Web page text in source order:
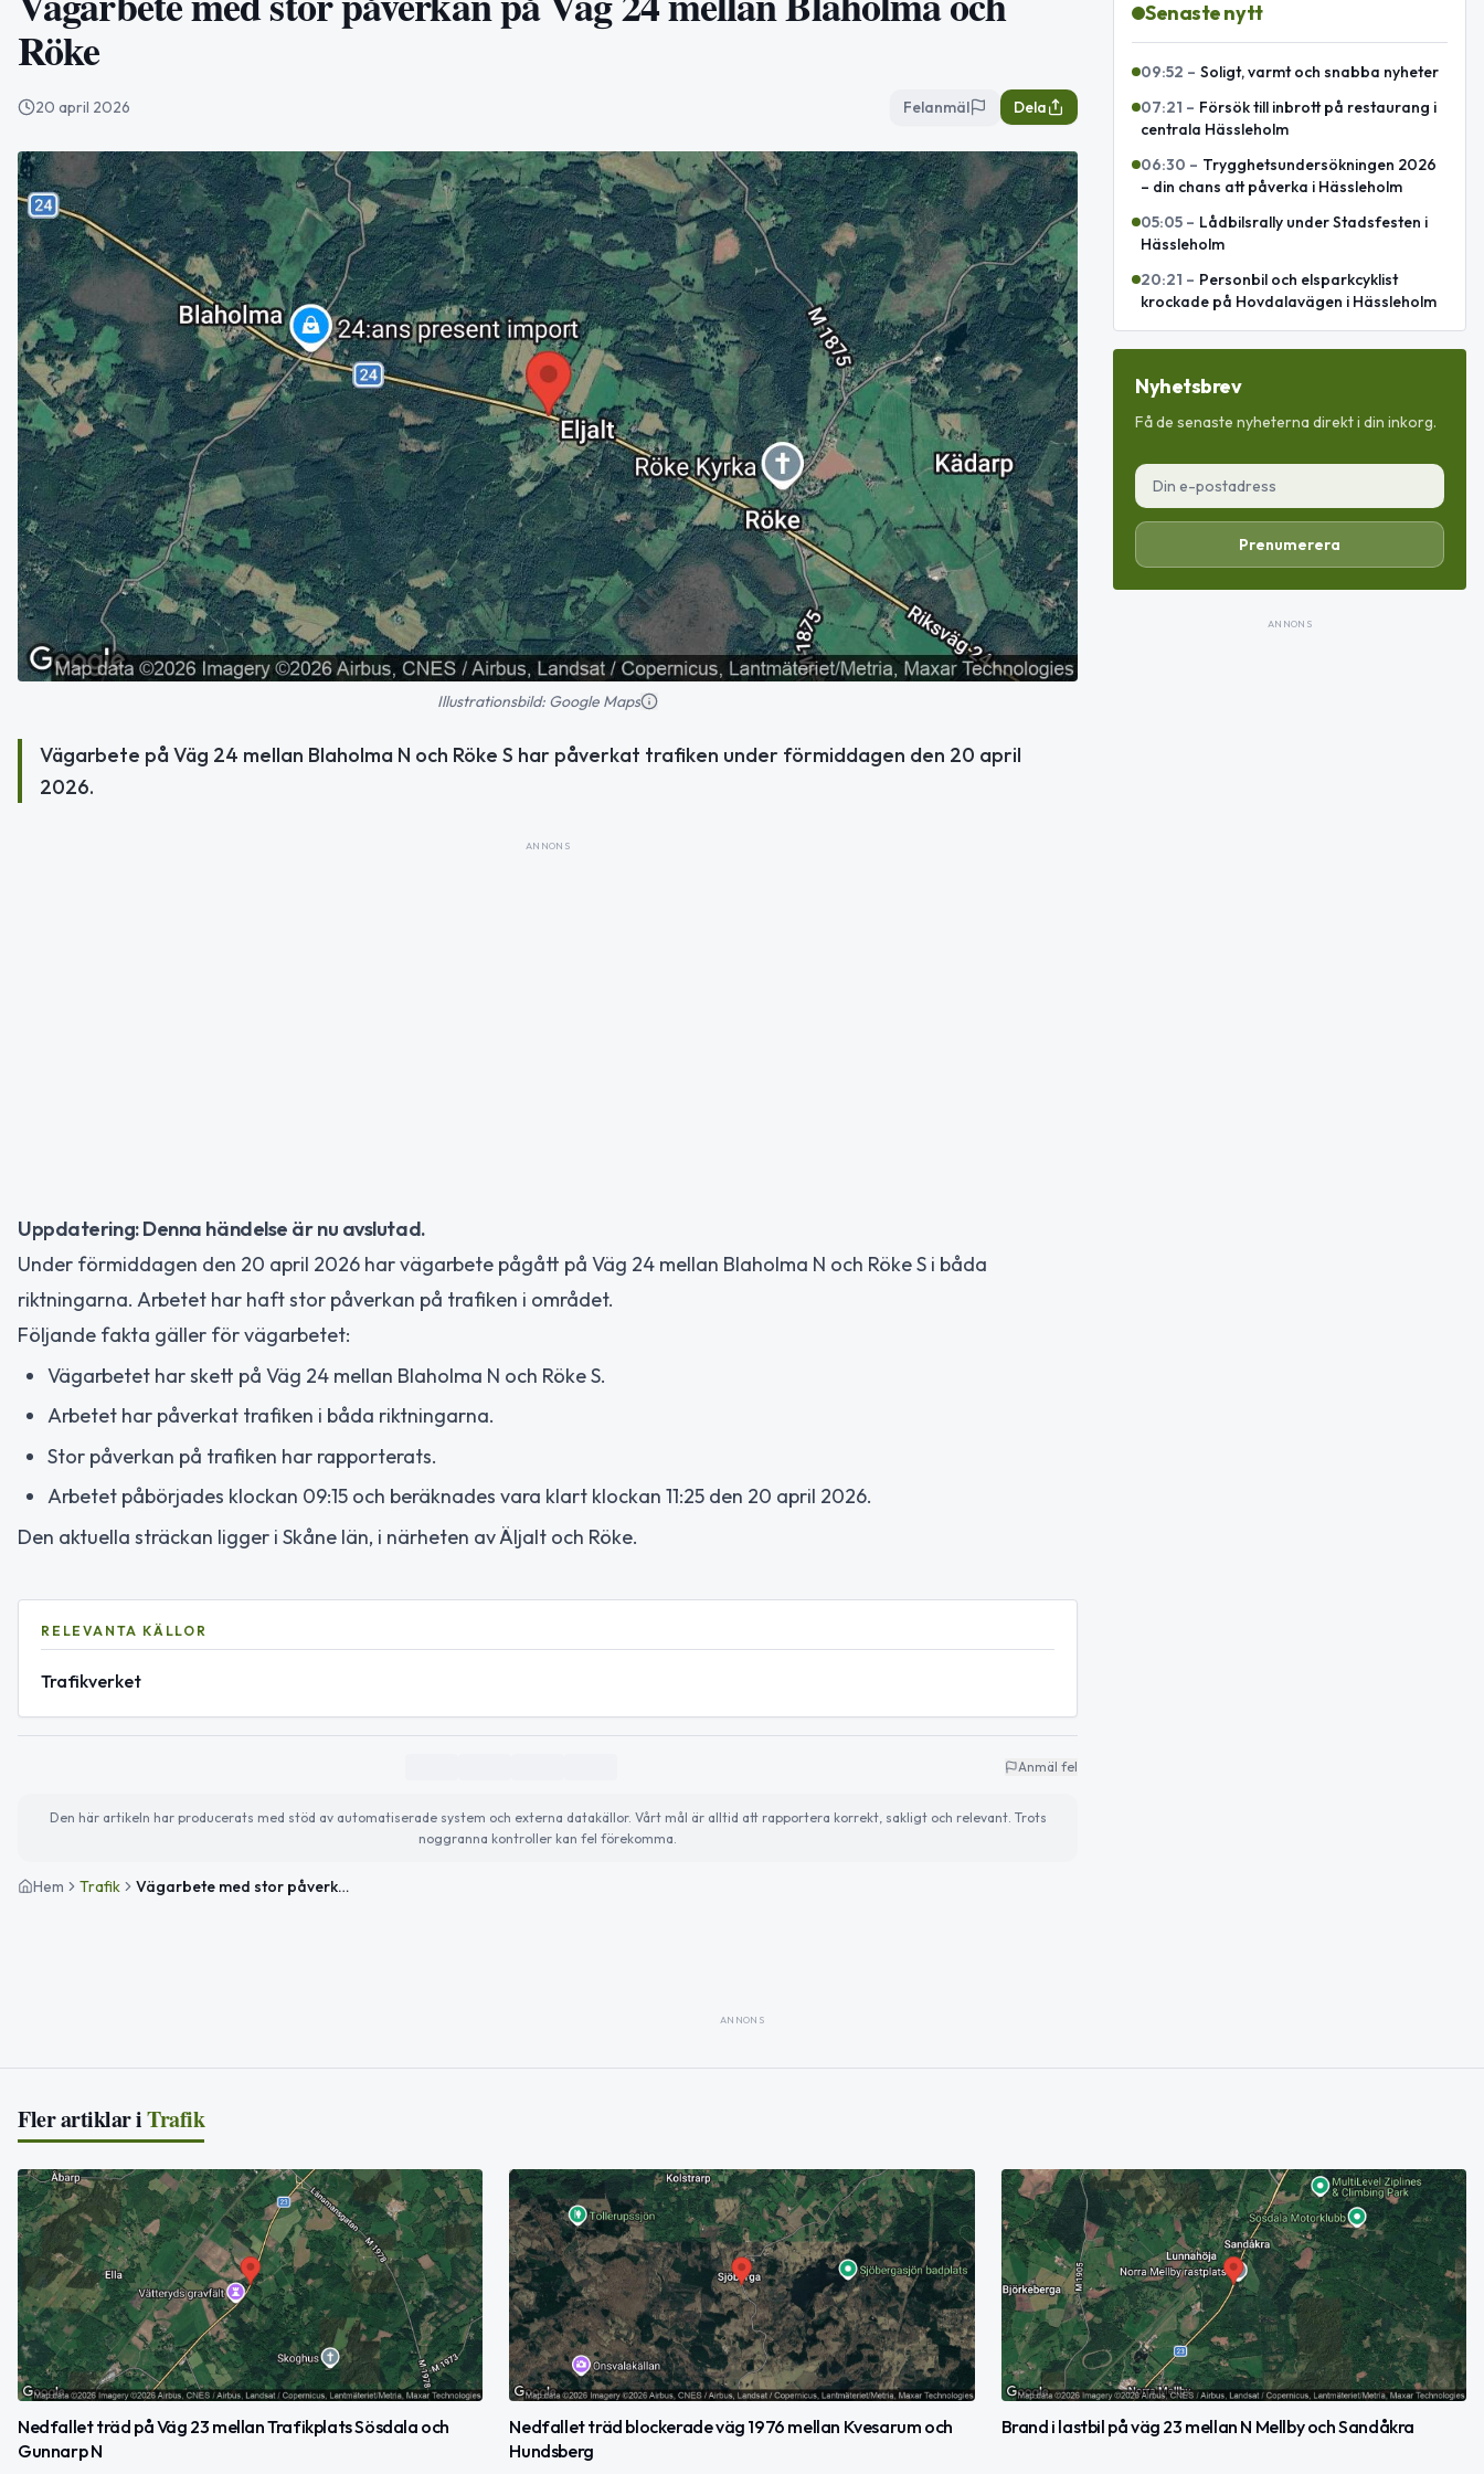
Röke
20 april 2026 Felanmäl Dela
Illustrationsbild: Google Maps
Vägarbete på Väg 24 mellan Blaholma N och Röke S har påverkat trafiken under förmiddagen den 20 april
2026.
ANNONS
Uppdatering: Denna händelse är nu avslutad.
Under förmiddagen den 20 april 2026 har vägarbete pågått på Väg 24 mellan Blaholma N och Röke S i båda
riktningarna. Arbetet har haft stor påverkan på trafiken i området.
Följande fakta gäller för vägarbetet:
Vägarbetet har skett på Väg 24 mellan Blaholma N och Röke S.
Arbetet har påverkat trafiken i båda riktningarna.
Stor påverkan på trafiken har rapporterats.
Arbetet påbörjades klockan 09:15 och beräknades vara klart klockan 11:25 den 20 april 2026.
Den aktuella sträckan ligger i Skåne län, i närheten av Äljalt och Röke.
RELEVANTA KÄLLOR
Trafikverket
Anmäl fel
Den här artikeln har producerats med stöd av automatiserade system och externa datakällor. Vårt mål är alltid att rapportera korrekt, sakligt och relevant. Trots
noggranna kontroller kan fel förekomma.
Hem Trafik Vägarbete med stor påverkan på Väg 24 mellan Blaholma och Röke
Senaste nytt
09:52 – Soligt, varmt och snabba nyheter
07:21 – Försök till inbrott på restaurang i
centrala Hässleholm
06:30 – Trygghetsundersökningen 2026
– din chans att påverka i Hässleholm
05:05 – Lådbilsrally under Stadsfesten i
Hässleholm
20:21 – Personbil och elsparkcyklist
krockade på Hovdalavägen i Hässleholm
Nyhetsbrev
Få de senaste nyheterna direkt i din inkorg.
Prenumerera
ANNONS
ANNONS
Fler artiklar iTrafik
Nedfallet träd på Väg 23 mellan Trafikplats Sösdala och
Gunnarp N
Nedfallet träd blockerade väg 1976 mellan Kvesarum och
Hundsberg
Brand i lastbil på väg 23 mellan N Mellby och Sandåkra